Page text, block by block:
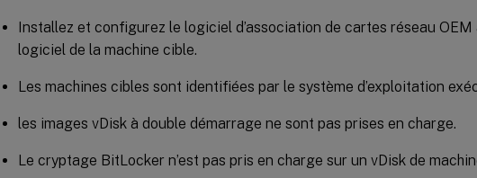
Installez et configurez le logiciel d’association de cartes réseau OEM
logiciel de la machine cible.
Les machines cibles sont identifiées par le système d’exploitation
les images vDisk à double démarrage ne sont pas prises en charge.
Le cryptage BitLocker n’est pas pris en charge sur un vDisk de